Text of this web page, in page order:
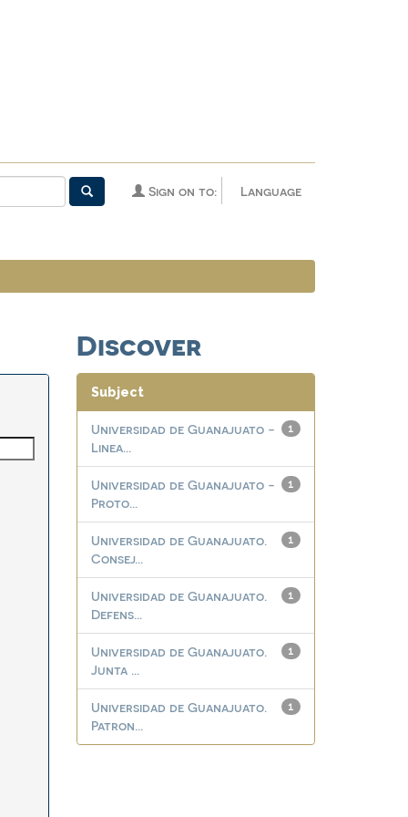
Language
Sign on to:
Discover
Subject
1
Universidad de Guanajuato -
Linea...
1
Universidad de Guanajuato -
Proto...
1
Universidad de Guanajuato.
Consej...
1
Universidad de Guanajuato.
Defens...
1
Universidad de Guanajuato.
Junta ...
1
Universidad de Guanajuato.
Patron...